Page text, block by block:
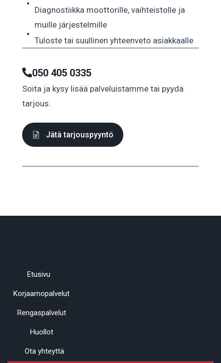
Diagnostiikka moottorille, vaihteistolle ja
muille järjestelmille
Tuloste tai suullinen yhteenveto asiakkaalle
050 405 0335
Soita ja kysy lisää palveluistamme tai pyydä
tarjous.
Jätä tarjouspyyntö
Etusivu
Korjaamopalvelut
Rengaspalvelut
Huollot
Ota yhteyttä